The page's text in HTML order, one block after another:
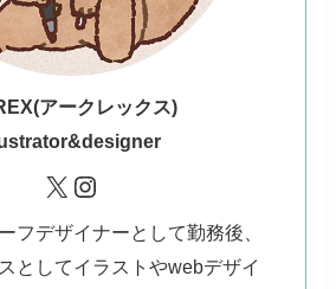
アークレックス)
X Instagram
フデザイナーとして勤務後、
としてイラストやwebデザイ